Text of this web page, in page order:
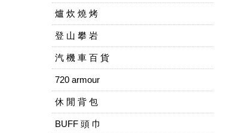
爐 炊 燒 烤
登 山 攀 岩
汽 機 車 百 貨
720 armour
休 閒 背 包
BUFF 頭 巾